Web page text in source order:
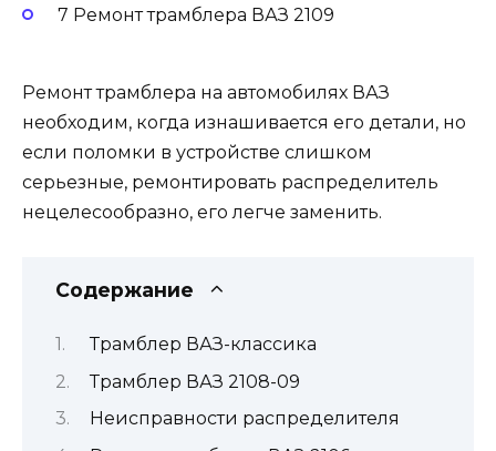
7 Ремонт трамблера ВАЗ 2109
Ремонт трамблера на автомобилях ВАЗ
необходим, когда изнашивается его детали, но
если поломки в устройстве слишком
серьезные, ремонтировать распределитель
нецелесообразно, его легче заменить.
Содержание
Трамблер ВАЗ-классика
Трамблер ВАЗ 2108-09
Неисправности распределителя